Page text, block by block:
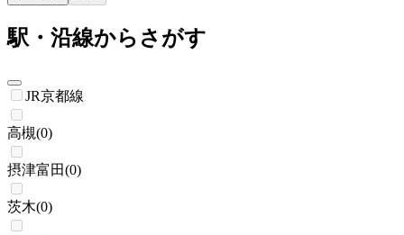
駅・沿線からさがす
JR京都線
高槻(0)
摂津富田(0)
茨木(0)